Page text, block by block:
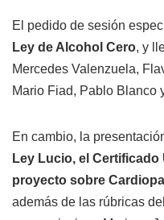
El pedido de sesión
Ley de Alcohol Cero, y
Mercedes Valenzuela,
Mario Fiad, Pablo Blanco
En cambio, la
Ley Lucio, el Certificado
proyecto sobre
además de las rúbricas